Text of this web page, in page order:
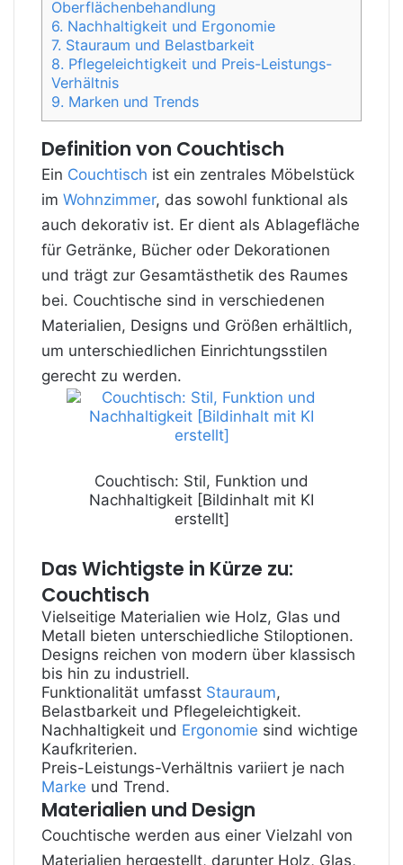
Oberflächenbehandlung
6. Nachhaltigkeit und Ergonomie
7. Stauraum und Belastbarkeit
8. Pflegeleichtigkeit und Preis-Leistungs-
Verhältnis
9. Marken und Trends
Definition von Couchtisch
Ein Couchtisch ist ein zentrales Möbelstück
im Wohnzimmer, das sowohl funktional als
auch dekorativ ist. Er dient als Ablagefläche
für Getränke, Bücher oder Dekorationen
und trägt zur Gesamtästhetik des Raumes
bei. Couchtische sind in verschiedenen
Materialien, Designs und Größen erhältlich,
um unterschiedlichen Einrichtungsstilen
gerecht zu werden.
Couchtisch: Stil, Funktion und
Nachhaltigkeit [Bildinhalt mit KI
erstellt]
Das Wichtigste in Kürze zu:
Couchtisch
Vielseitige Materialien wie Holz, Glas und
Metall bieten unterschiedliche Stiloptionen.
Designs reichen von modern über klassisch
bis hin zu industriell.
Funktionalität umfasst Stauraum,
Belastbarkeit und Pflegeleichtigkeit.
Nachhaltigkeit und Ergonomie sind wichtige
Kaufkriterien.
Preis-Leistungs-Verhältnis variiert je nach
Marke und Trend.
Materialien und Design
Couchtische werden aus einer Vielzahl von
Materialien hergestellt, darunter Holz, Glas,